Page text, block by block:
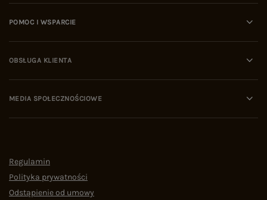
POMOC I WSPARCIE
OBSŁUGA KLIENTA
MEDIA SPOŁECZNOŚCIOWE
Regulamin
Polityka prywatności
Odstąpienie od umowy